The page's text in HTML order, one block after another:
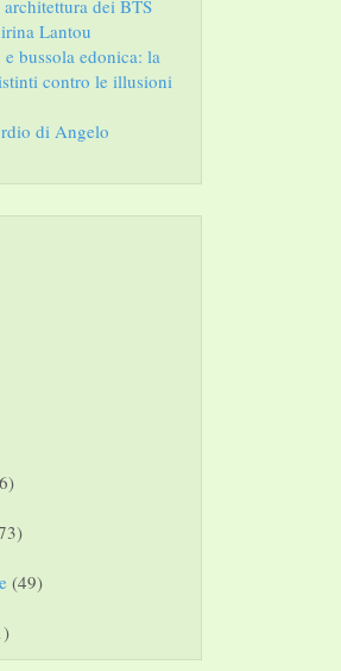
dei BTS
Lantou
bussola edonica: la
contro le illusioni
di Angelo
(49)